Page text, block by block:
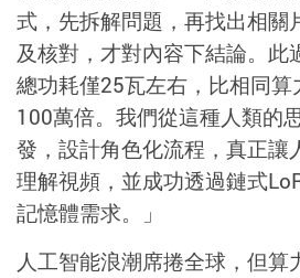
式，先拆解問題，再找出相關
及核對，才對內容下結論。此
總功耗僅25瓦左右，比相同
100萬倍。我們從這種人類的
發，設計角色化流程，真正讓
理解視頻，並成功透過鏈式
記憶體需求。」
人工智能浪潮席捲全球，但算